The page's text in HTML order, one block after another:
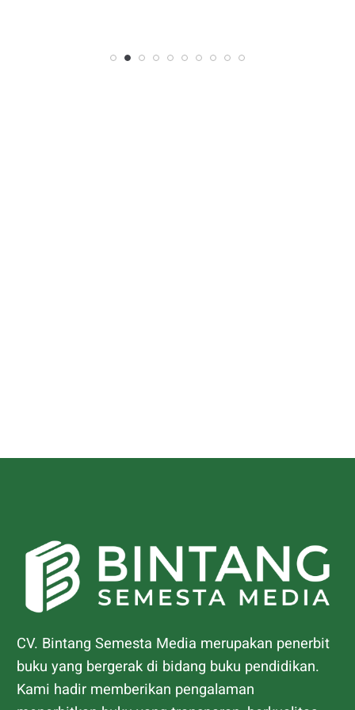
CV. Bintang Semesta Media merupakan penerbit
buku yang bergerak di bidang buku pendidikan.
Kami hadir memberikan pengalaman